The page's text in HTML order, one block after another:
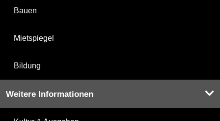
Bauen
Mietspiegel
Bildung
Weitere Informationen